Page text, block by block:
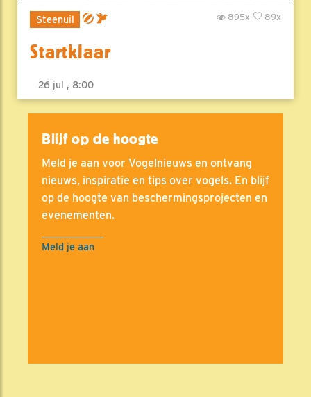
Steenuil 89x
895x
Startklaar
26 jul , 8:00
Blijf op de hoogte
Meld je aan voor Vogelnieuws en ontvang
nieuws, inspiratie en tips over vogels. En blijf
op de hoogte van beschermingsprojecten en
evenementen.
Meld je aan